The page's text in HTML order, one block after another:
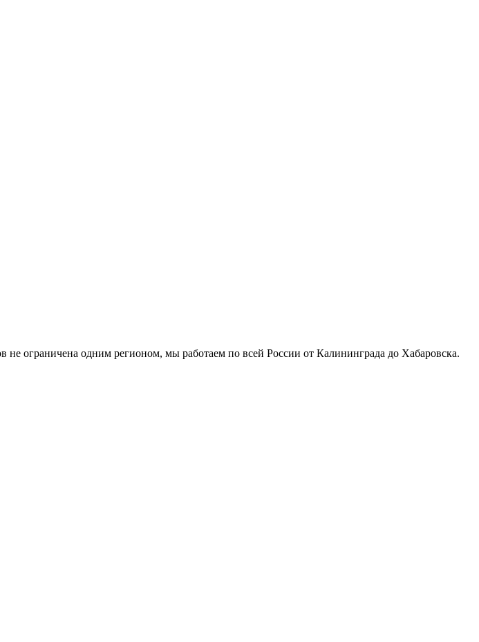
ограничена одним регионом, мы работаем по всей России от Калининграда до Хабаровска.